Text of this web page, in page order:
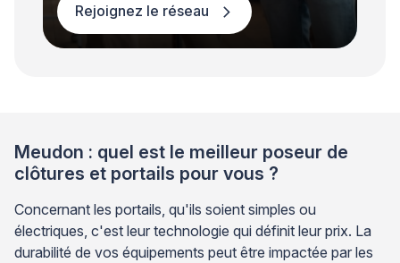
Rejoignez le réseau
Meudon : quel est le meilleur poseur de
clôtures et portails pour vous ?
Concernant les portails, qu'ils soient simples ou
électriques, c'est leur technologie qui définit leur prix. La
durabilité de vos équipements peut être impactée par les